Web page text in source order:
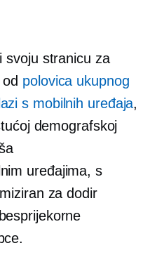
svoju stranicu za
polovica ukupnog
s mobilnih uređaja,
demografskoj
uređajima, s
za dodir